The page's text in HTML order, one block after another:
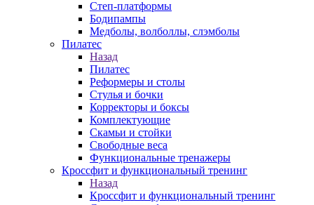
Степ-платформы
Бодипампы
Медболы, волболлы, слэмболы
Пилатес
Назад
Пилатес
Реформеры и столы
Стулья и бочки
Корректоры и боксы
Комплектующие
Скамьи и стойки
Свободные веса
Функциональные тренажеры
Кроссфит и функциональный тренинг
Назад
Кроссфит и функциональный тренинг